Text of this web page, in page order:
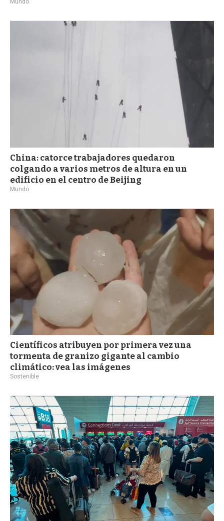
Mundo
China: catorce trabajadores quedaron
colgando a varios metros de altura en un
edificio en el centro de Beijing
Mundo
Científicos atribuyen por primera vez una
tormenta de granizo gigante al cambio
climático: vea las imágenes
Sostenible